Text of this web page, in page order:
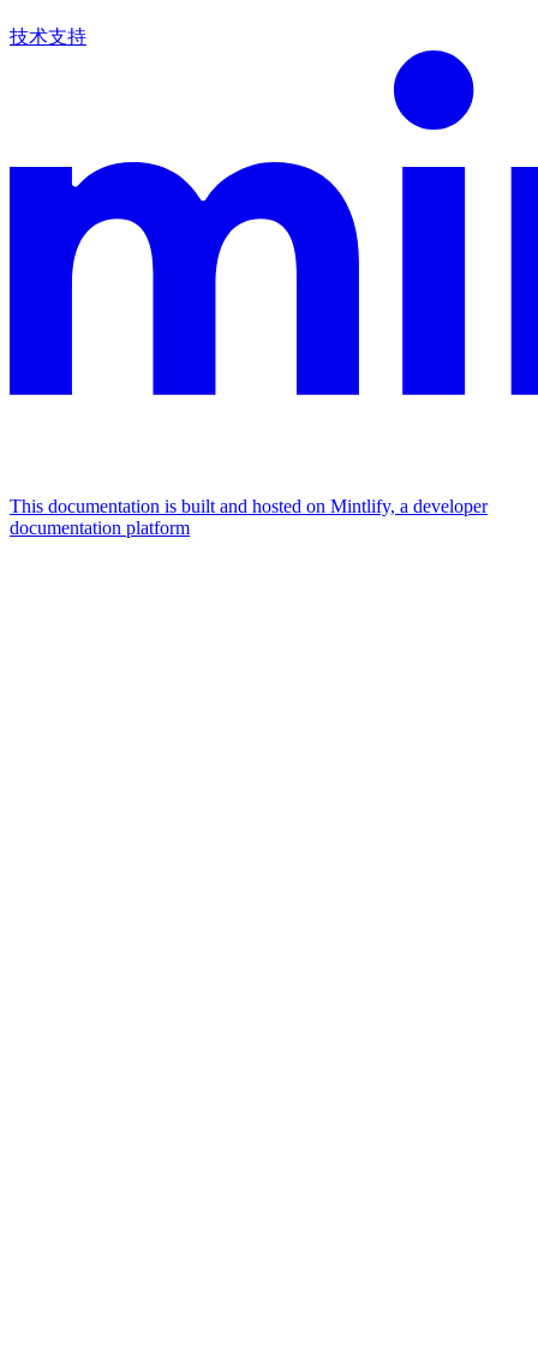
技术支持
This documentation is built and hosted on Mintlify, a developer
documentation platform